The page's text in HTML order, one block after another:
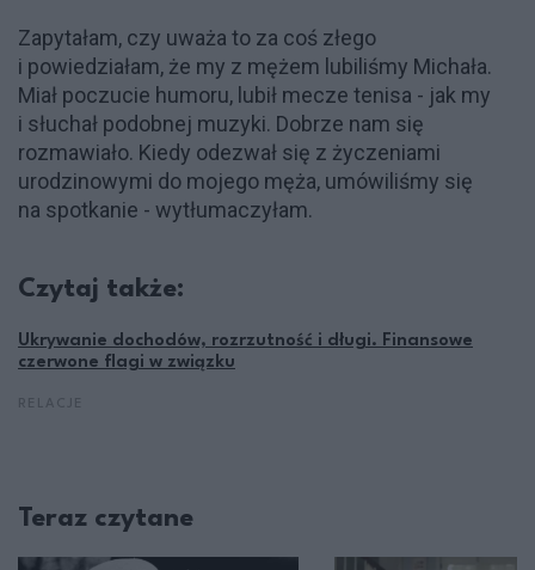
Zapytałam, czy uważa to za coś złego
i powiedziałam, że my z mężem lubiliśmy Michała.
Miał poczucie humoru, lubił mecze tenisa - jak my
i słuchał podobnej muzyki. Dobrze nam się
rozmawiało. Kiedy odezwał się z życzeniami
urodzinowymi do mojego męża, umówiliśmy się
na spotkanie - wytłumaczyłam.
Czytaj także:
Ukrywanie dochodów, rozrzutność i długi. Finansowe
czerwone flagi w związku
Teraz czytane